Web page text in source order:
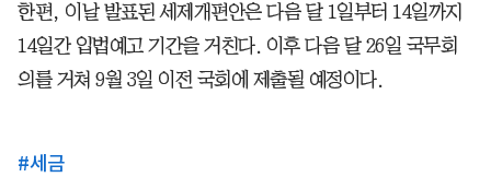
한편, 이날 발표된 세제개편안은 다음 달 1일부터 14일까지
14일간 입법예고 기간을 거친다. 이후 다음 달 26일 국무회
의를 거쳐 9월 3일 이전 국회에 제출될 예정이다.
#세금